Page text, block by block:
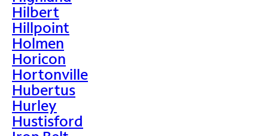
Hilbert
Hillpoint
Holmen
Horicon
Hortonville
Hubertus
Hurley
Hustisford